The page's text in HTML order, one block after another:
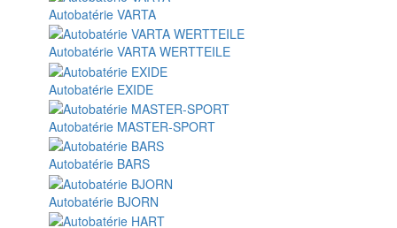
Autobatérie VARTA
Autobatérie VARTA WERTTEILE
Autobatérie EXIDE
Autobatérie MASTER-SPORT
Autobatérie BARS
Autobatérie BJORN